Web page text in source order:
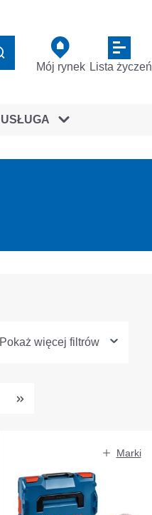
Mój rynek Lista życzeń
USŁUGA
Pokaż więcej filtrów
Marki